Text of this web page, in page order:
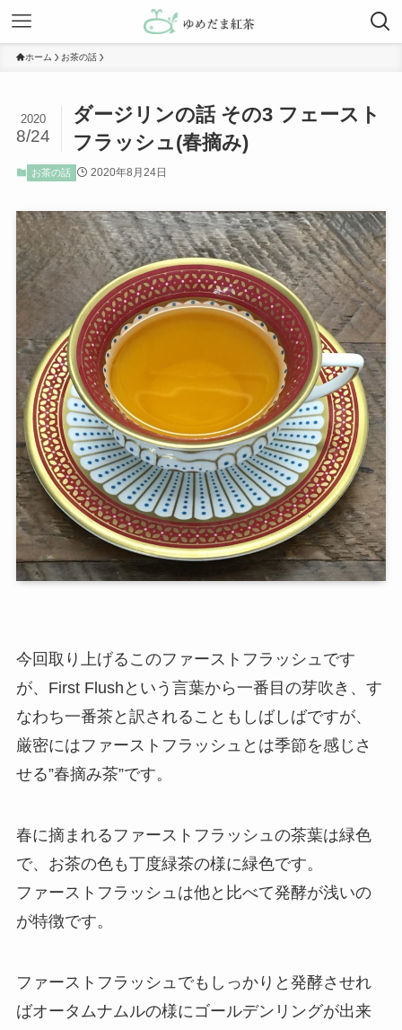
ホーム お茶の話
ダージリンの話 その3 フェースト
フラッシュ(春摘み)
2020
8/24
お茶の話 2020年8月24日
今回取り上げるこのファーストフラッシュです
が、First Flushという言葉から一番目の芽吹き、す
なわち一番茶と訳されることもしばしばですが、
厳密にはファーストフラッシュとは季節を感じさ
せる”春摘み茶”です。
春に摘まれるファーストフラッシュの茶葉は緑色
で、お茶の色も丁度緑茶の様に緑色です。
ファーストフラッシュは他と比べて発酵が浅いの
が特徴です。
ファーストフラッシュでもしっかりと発酵させれ
ばオータムナムルの様にゴールデンリングが出来